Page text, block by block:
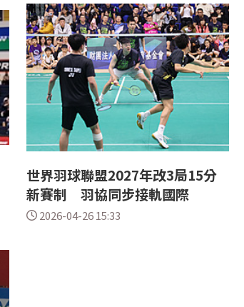
世界羽球聯盟2027年改3局15分
新賽制 羽協同步接軌國際
2026-04-26 15:33